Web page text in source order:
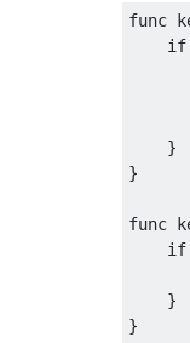
func
if
}
}
func
if
}
}